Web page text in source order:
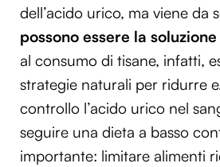
dell’acido urico, ma viene da
possono essere la
al consumo di tisane, infatti,
strategie naturali per ridurre
controllo l’acido urico nel
seguire una dieta a basso
importante: limitare alimenti